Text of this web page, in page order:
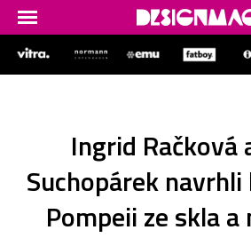
Ingrid Račková
Suchopárek
Pompeii ze skla